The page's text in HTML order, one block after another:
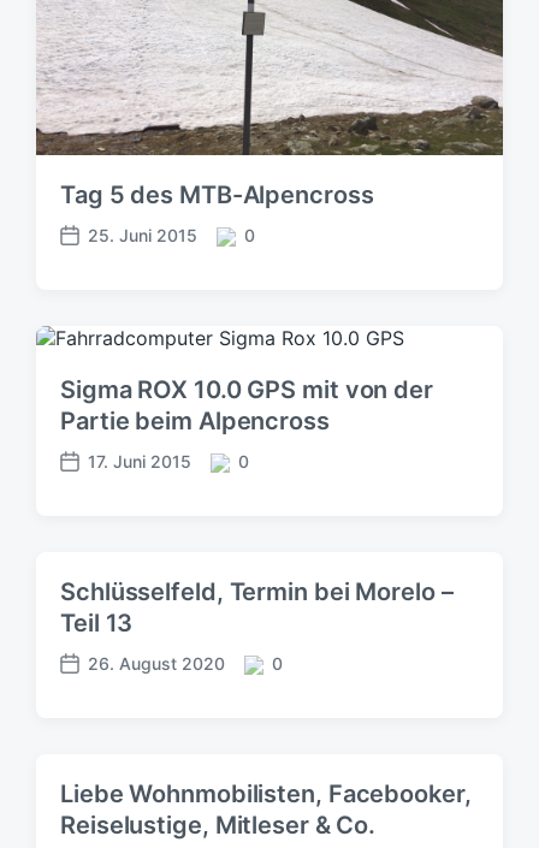
Tag 5 des MTB-Alpencross
V
e
n
t
l
n
s
d
25. Juni 2015
K
e
t
r
e
0
Sigma ROX 10.0 GPS mit von der
Partie beim Alpencross
V
f
n
t
u
n
17. Juni 2015
K
n
r
0
Schlüsselfeld, Termin bei Morelo –
Teil 13
V
f
e
26. August 2020
K
n
t
0
Liebe Wohnmobilisten, Facebooker,
Reiselustige, Mitleser & Co.